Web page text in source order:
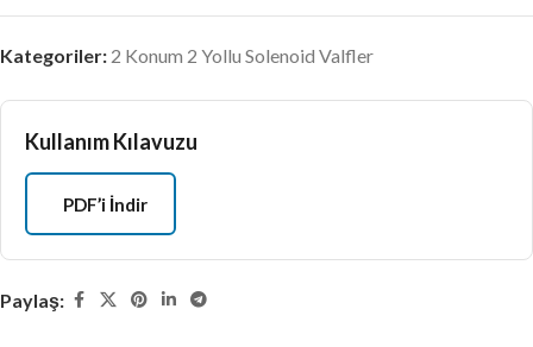
Kategoriler: 2 Konum 2 Yollu Solenoid Valfler
Kullanım Kılavuzu
PDF’i İndir
Paylaş: